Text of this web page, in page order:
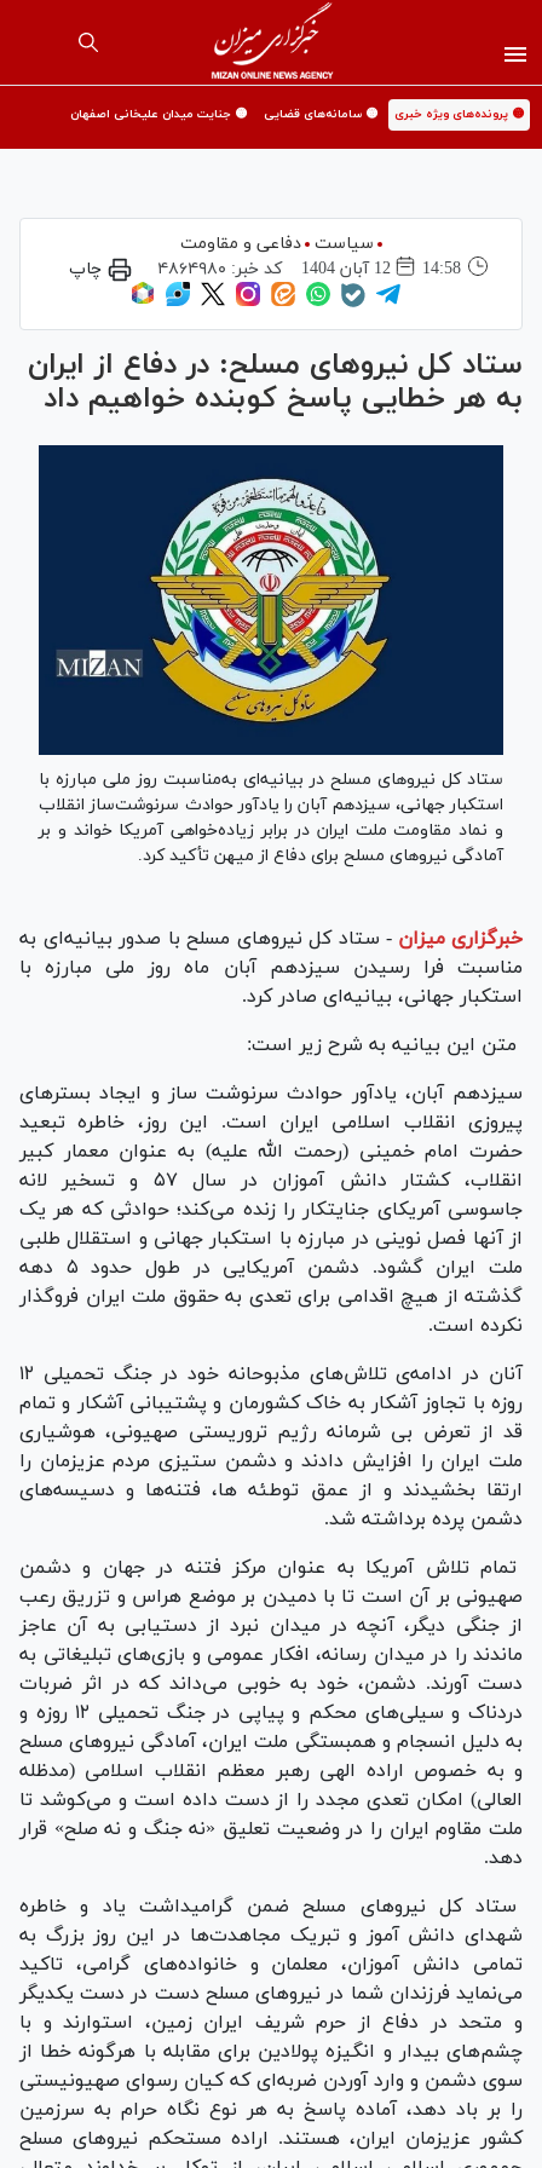
🟡 پرونده‌های ویژه خبری 🟡 سامانه‌های قضایی 🟡 جنایت میدان علیخانی اصفهان
سیاست
دفاعی و مقاومت
14:58
12 آبان 1404 کد خبر: ۴۸۶۴۹۸۰ چاپ
ستاد کل نیرو‌های مسلح: در دفاع از ایران
به هر خطایی پاسخ کوبنده خواهیم داد
ستاد کل نیرو‌های مسلح در بیانیه‌ای به‌مناسبت روز ملی مبارزه با
استکبار جهانی، سیزدهم آبان را یادآور حوادث سرنوشت‌ساز انقلاب
و نماد مقاومت ملت ایران در برابر زیاده‌خواهی آمریکا خواند و بر
آمادگی نیرو‌های مسلح برای دفاع از میهن تأکید کرد.
خبرگزاری میزان - ستاد کل نیرو‌های مسلح با صدور بیانیه‌ای به
مناسبت فرا رسیدن سیزدهم آبان ماه روز ملی مبارزه با
استکبار جهانی، بیانیه‌ای صادر کرد.
متن این بیانیه به شرح زیر است:
سیزدهم آبان، یادآور حوادث سرنوشت ساز و ایجاد بستر‌های
پیروزی انقلاب اسلامی ایران است. این روز، خاطره تبعید
حضرت امام خمینی (رحمت الله علیه) به عنوان معمار کبیر
انقلاب، کشتار دانش آموزان در سال ۵۷ و تسخیر لانه
جاسوسی آمریکای جنایتکار را زنده می‌کند؛ حوادثی که هر یک
از آنها فصل نوینی در مبارزه با استکبار جهانی و استقلال طلبی
ملت ایران گشود. دشمن آمریکایی در طول حدود ۵ دهه
گذشته از هیچ اقدامی برای تعدی به حقوق ملت ایران فروگذار
نکرده است.
آنان در ادامه‌ی تلاش‌های مذبوحانه خود در جنگ تحمیلی ۱۲
روزه با تجاوز آشکار به خاک کشورمان و پشتیبانی آشکار و تمام
قد از تعرض بی شرمانه رژیم تروریستی صهیونی، هوشیاری
ملت ایران را افزایش دادند و دشمن ستیزی مردم عزیزمان را
ارتقا بخشیدند و از عمق توطئه ها، فتنه‌ها و دسیسه‌های
دشمن پرده برداشته شد.
تمام تلاش آمریکا به عنوان مرکز فتنه در جهان و دشمن
صهیونی بر آن است تا با دمیدن بر موضع هراس و تزریق رعب
از جنگی دیگر، آنچه در میدان نبرد از دستیابی به آن عاجز
ماندند را در میدان رسانه، افکار عمومی و بازی‌های تبلیغاتی به
دست آورند. دشمن، خود به خوبی می‌داند که در اثر ضربات
دردناک و سیلی‌های محکم و پیاپی در جنگ تحمیلی ۱۲ روزه و
به دلیل انسجام و همبستگی ملت ایران، آمادگی نیرو‌های مسلح
و به خصوص اراده الهی رهبر معظم انقلاب اسلامی (مدظله
العالی) امکان تعدی مجدد را از دست داده است و می‌کوشد تا
ملت مقاوم ایران را در وضعیت تعلیق «نه جنگ و نه صلح» قرار
دهد.
ستاد کل نیرو‌های مسلح ضمن گرامیداشت یاد و خاطره
شهدای دانش آموز و تبریک مجاهدت‌ها در این روز بزرگ به
تمامی دانش آموزان، معلمان و خانواده‌های گرامی، تاکید
می‌نماید فرزندان شما در نیرو‌های مسلح دست در دست یکدیگر
و متحد در دفاع از حرم شریف ایران زمین، استوارند و با
چشم‌های بیدار و انگیزه پولادین برای مقابله با هرگونه خطا از
سوی دشمن و وارد آوردن ضربه‌ای که کیان رسوای صهیونیستی
را بر باد دهد، آماده پاسخ به هر نوع نگاه حرام به سرزمین
کشور عزیزمان ایران، هستند. اراده مستحکم نیرو‌های مسلح